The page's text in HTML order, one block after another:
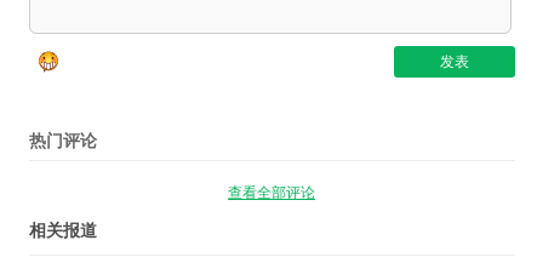
热门评论
查看全部评论
相关报道